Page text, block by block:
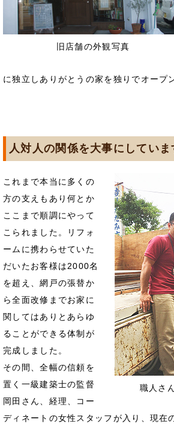
旧店舗の外観写真
に独立しありがとうの家を独りでオープ
人対人の関係を大事にしていま
職人さ
これまで本当に多くの
方の支えもあり何とか
ここまで順調にやって
こられました。リフォ
ームに携わらせていた
だいたお客様は2000名
を超え、網戸の張替か
ら全面改修までお家に
関してはありとあらゆ
ることができる体制が
完成しました。
その間、全幅の信頼を
置く一級建築士の監督
岡田さん、経理、コー
ディネートの女性スタッフが入り、現在